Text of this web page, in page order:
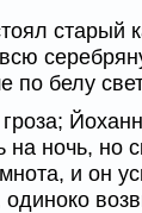
старый
по белу
на ночь, но
и он
одиноко